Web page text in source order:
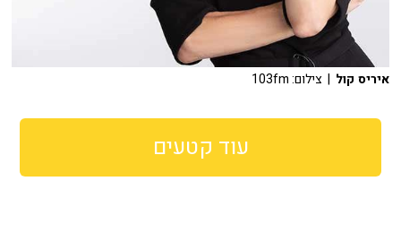
איריס קול | צילום: 103fm
עוד קטעים